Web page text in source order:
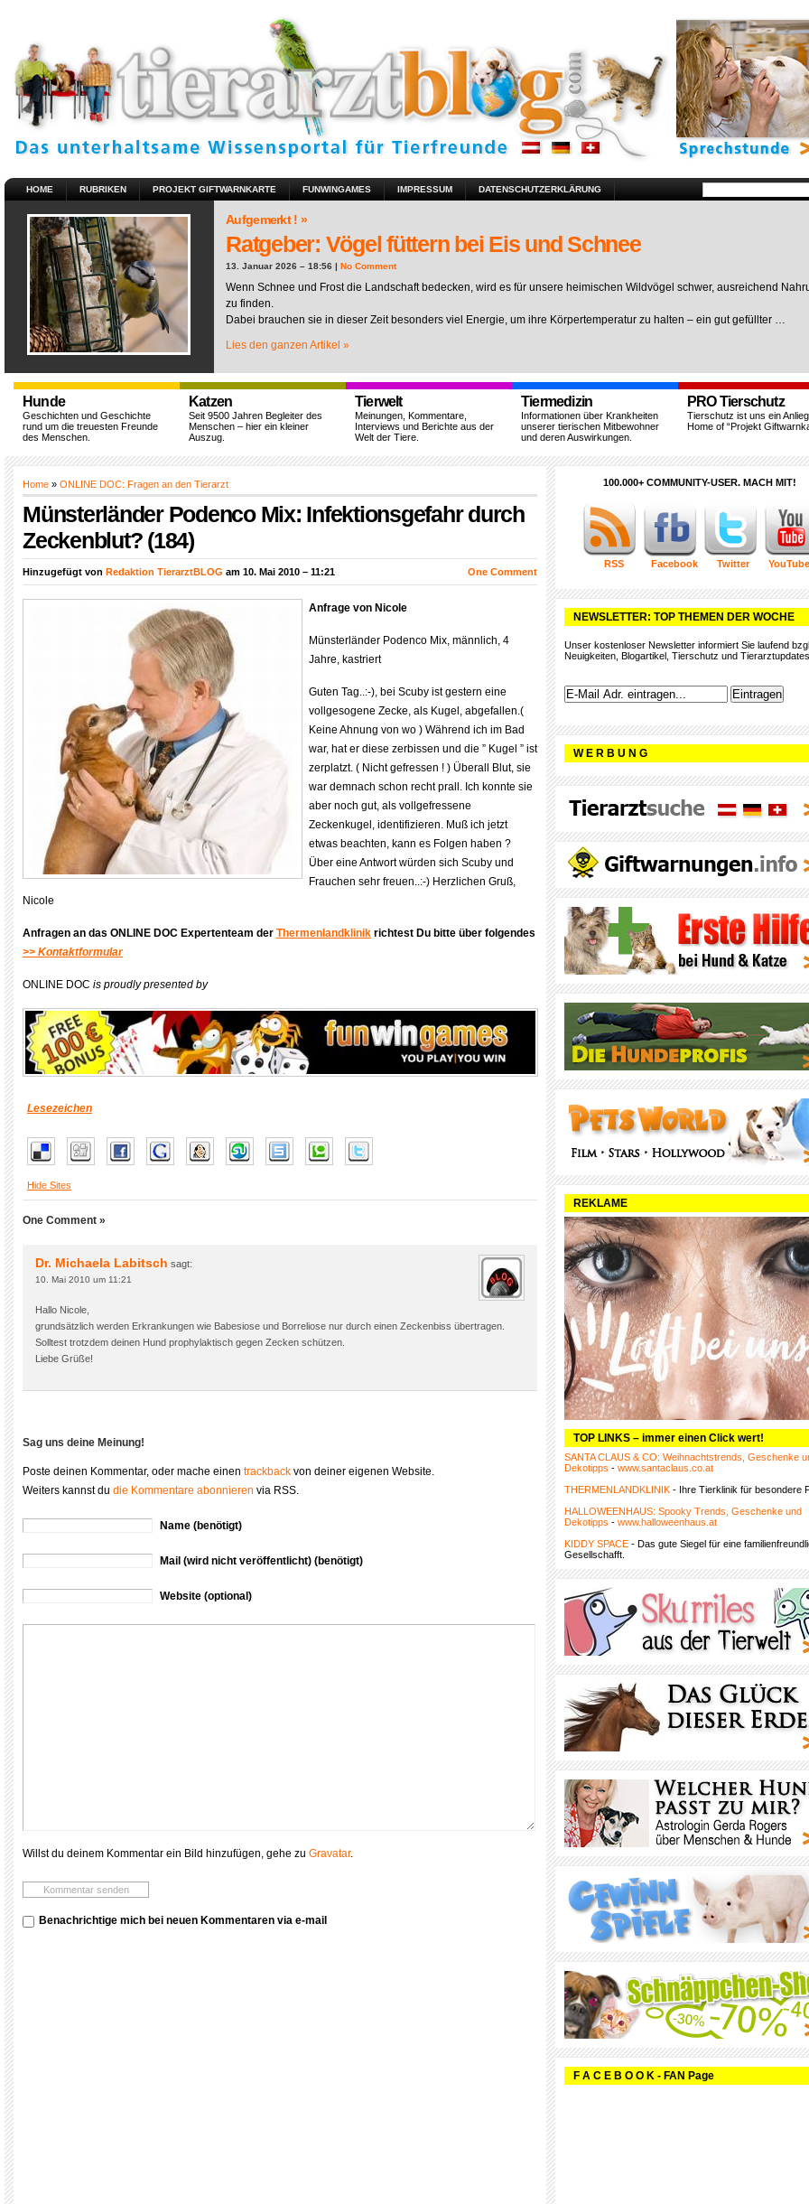
HOME RUBRIKEN PROJEKT GIFTWARNKARTE FUNWINGAMES IMPRESSUM DATENSCHUTZERKLÄRUNG
Aufgemerkt ! »
Ratgeber: Vögel füttern bei Eis und Schnee
13. Januar 2026 – 18:56 | No Comment
Wenn Schnee und Frost die Landschaft bedecken, wird es für unsere heimischen Wildvögel schwer, ausreichend
zu finden.
Dabei brauchen sie in dieser Zeit besonders viel Energie, um ihre Körpertemperatur zu halten – ein gut gefüllter …
Lies den ganzen Artikel »
Hunde
Geschichten und Geschichte
rund um die treuesten Freunde
des Menschen.
Katzen
Seit 9500 Jahren Begleiter des
Menschen – hier ein kleiner
Auszug.
Tierwelt
Meinungen, Kommentare,
Interviews und Berichte aus der
Welt der Tiere.
Tiermedizin
Informationen über Krankheiten
unserer tierischen Mitbewohner
und deren Auswirkungen.
PRO Tierschutz
Tierschutz ist uns ein
Home of “Projekt
Home » ONLINE DOC: Fragen an den Tierarzt
Münsterländer Podenco Mix: Infektionsgefahr durch
Zeckenblut? (184)
Hinzugefügt von Redaktion TierarztBLOG am 10. Mai 2010 – 11:21 One Comment
Anfrage von Nicole
Münsterländer Podenco Mix, männlich, 4
Jahre, kastriert
Guten Tag..:-), bei Scuby ist gestern eine
vollgesogene Zecke, als Kugel, abgefallen.(
Keine Ahnung von wo ) Während ich im Bad
war, hat er diese zerbissen und die ” Kugel ” ist
zerplatzt. ( Nicht gefressen ! ) Überall Blut, sie
war demnach schon recht prall. Ich konnte sie
aber noch gut, als vollgefressene
Zeckenkugel, identifizieren. Muß ich jetzt
etwas beachten, kann es Folgen haben ?
Über eine Antwort würden sich Scuby und
Frauchen sehr freuen..:-) Herzlichen Gruß,
Nicole
Anfragen an das ONLINE DOC Expertenteam der Thermenlandklinik richtest Du bitte über folgendes
>> Kontaktformular
ONLINE DOC is proudly presented by
Lesezeichen
Hide Sites
One Comment »
Dr. Michaela Labitsch sagt:
10. Mai 2010 um 11:21
Hallo Nicole,
grundsätzlich werden Erkrankungen wie Babesiose und Borreliose nur durch einen Zeckenbiss übertragen.
Solltest trotzdem deinen Hund prophylaktisch gegen Zecken schützen.
Liebe Grüße!
Sag uns deine Meinung!
Poste deinen Kommentar, oder mache einen trackback von deiner eigenen Website.
Weiters kannst du die Kommentare abonnieren via RSS.
Name (benötigt)
Mail (wird nicht veröffentlicht) (benötigt)
Website (optional)
Willst du deinem Kommentar ein Bild hinzufügen, gehe zu Gravatar.
Benachrichtige mich bei neuen Kommentaren via e-mail
100.000+ COMMUNITY-USER. MACH MIT!
RSS Facebook Twitter YouTube
NEWSLETTER: TOP THEMEN DER WOCHE
Unser kostenloser Newsletter informiert Sie laufend
Neuigkeiten, Blogartikel, Tierschutz und
W E R B U N G
REKLAME
TOP LINKS – immer einen Click wert!
SANTA CLAUS & CO: Weihnachtstrends, Geschenke
Dekotipps - www.santaclaus.co.at
THERMENLANDKLINIK - Ihre Tierklinik für besondere
HALLOWEENHAUS: Spooky Trends, Geschenke und
Dekotipps - www.halloweenhaus.at
KIDDY SPACE - Das gute Siegel für eine
Gesellschafft.
F A C E B O O K - FAN Page